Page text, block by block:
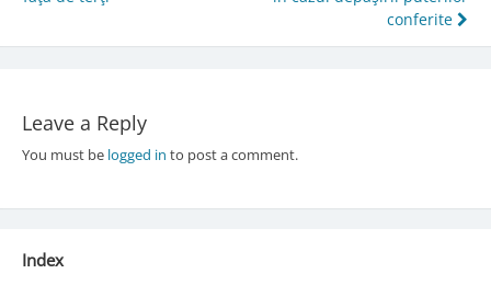
conferite
Leave a Reply
You must be logged in to post a comment.
Index